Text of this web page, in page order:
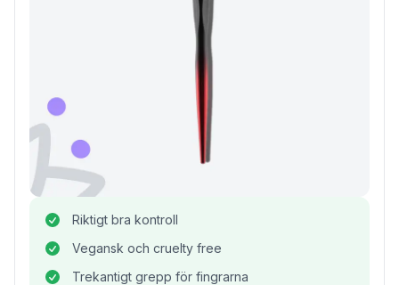
Riktigt bra kontroll
Vegansk och cruelty free
Trekantigt grepp för fingrarna